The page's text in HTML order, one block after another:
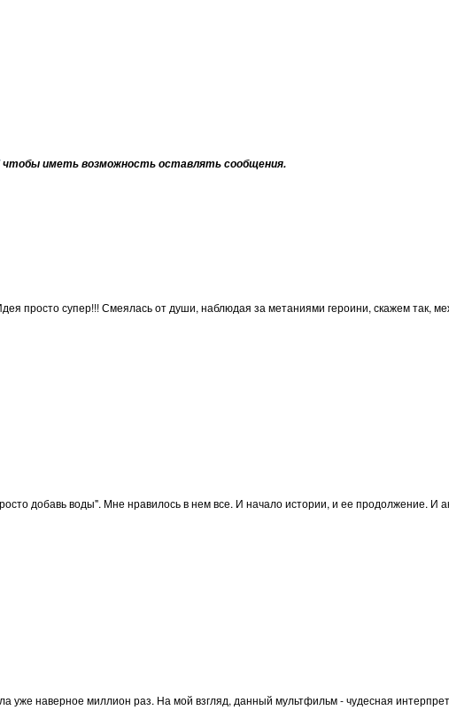
чтобы иметь возможность оставлять сообщения.
просто супер!!! Смеялась от души, наблюдая за метаниями героини, скажем так,
добавь воды". Мне нравилось в нем все. И начало истории, и ее продолжение.
уже наверное миллион раз. На мой взгляд, данный мультфильм - чудесная